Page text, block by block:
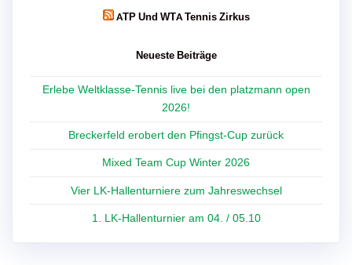
ATP Und WTA Tennis Zirkus
Neueste Beiträge
Erlebe Weltklasse-Tennis live bei den platzmann open
2026!
Breckerfeld erobert den Pfingst-Cup zurück
Mixed Team Cup Winter 2026
Vier LK-Hallenturniere zum Jahreswechsel
1. LK-Hallenturnier am 04. / 05.10